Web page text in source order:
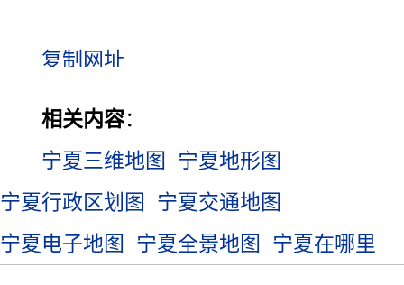
相关内容：
宁夏三维地图
宁夏地形图
宁夏行政区划图
宁夏交通地图
宁夏电子地图
宁夏全景地图 宁夏在哪里